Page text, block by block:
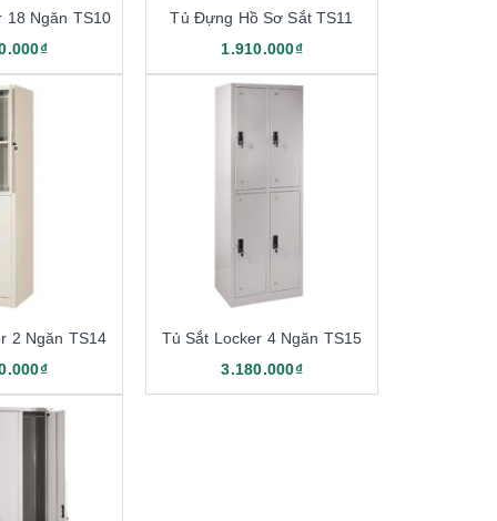
18 Ngăn TS10
Tủ Đựng Hồ Sơ Sắt TS11
1.910.000₫
2 Ngăn TS14
Tủ Sắt Locker 4 Ngăn TS15
3.180.000₫